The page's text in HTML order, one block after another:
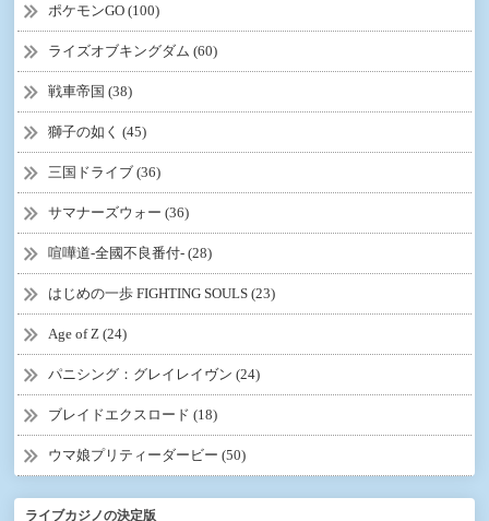
ポケモンGO (100)
ライズオブキングダム (60)
戦車帝国 (38)
獅子の如く (45)
三国ドライブ (36)
サマナーズウォー (36)
喧嘩道-全國不良番付- (28)
はじめの一歩 FIGHTING SOULS (23)
Age of Z (24)
パニシング：グレイレイヴン (24)
ブレイドエクスロード (18)
ウマ娘プリティーダービー (50)
ライブカジノの決定版